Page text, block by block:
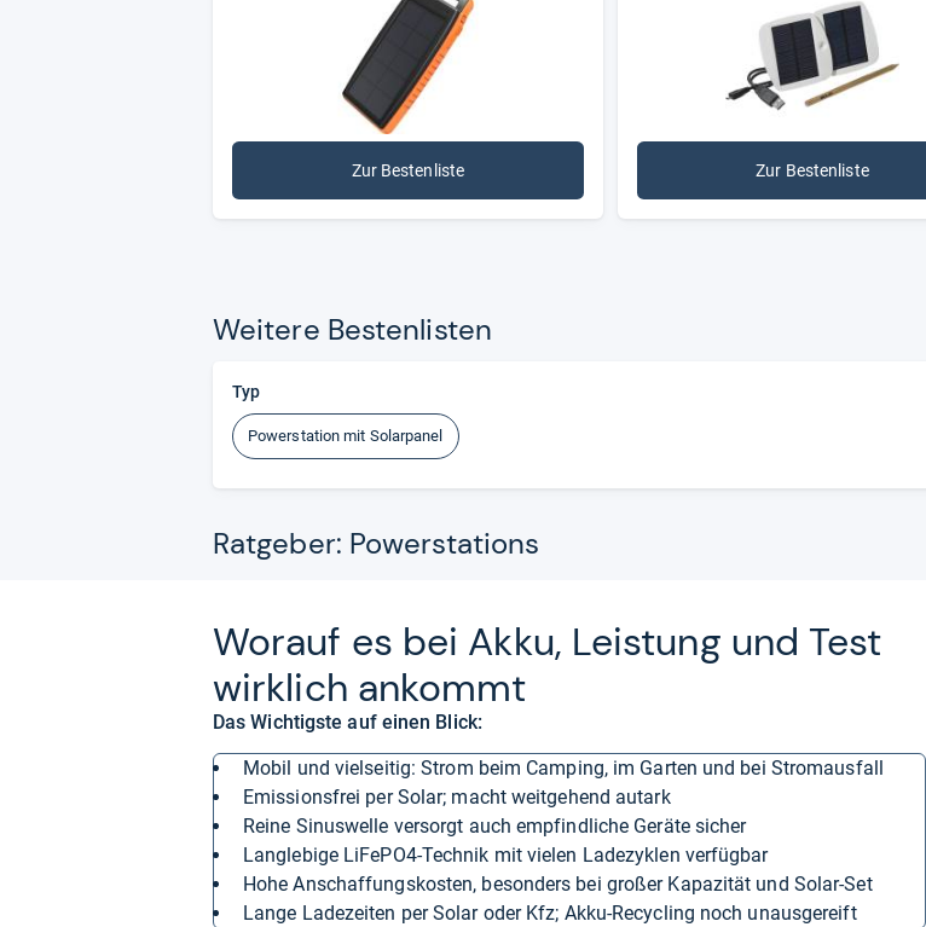
Zur Bestenliste Zur Bestenliste
Wei­tere Bes­ten­lis­ten
Typ
Powerstation mit Solarpanel
Ratgeber: Powerstations
Wor­auf es bei Akku, Leis­tung und Test
wirk­lich ankommt
Das Wichtigste auf einen Blick:
mobil und vielseitig: Strom beim Camping, im Garten und bei Stromausfall
Emissionsfrei per Solar; macht weitgehend autark
reine Sinuswelle versorgt auch empfindliche Geräte sicher
langlebige LiFePO4-Technik mit vielen Ladezyklen verfügbar
hohe Anschaffungskosten, besonders bei großer Kapazität und Solar-Set
lange Ladezeiten per Solar oder Kfz; Akku-Recycling noch unausgereift